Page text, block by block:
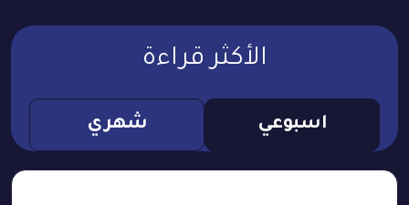
الأكثر قراءة
اسبوعي شهري